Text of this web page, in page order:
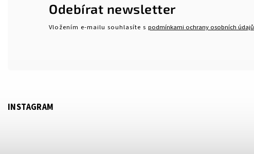
Odebírat newsletter
Vložením e-mailu souhlasíte s podmínkami ochrany osobních údajů
INSTAGRAM